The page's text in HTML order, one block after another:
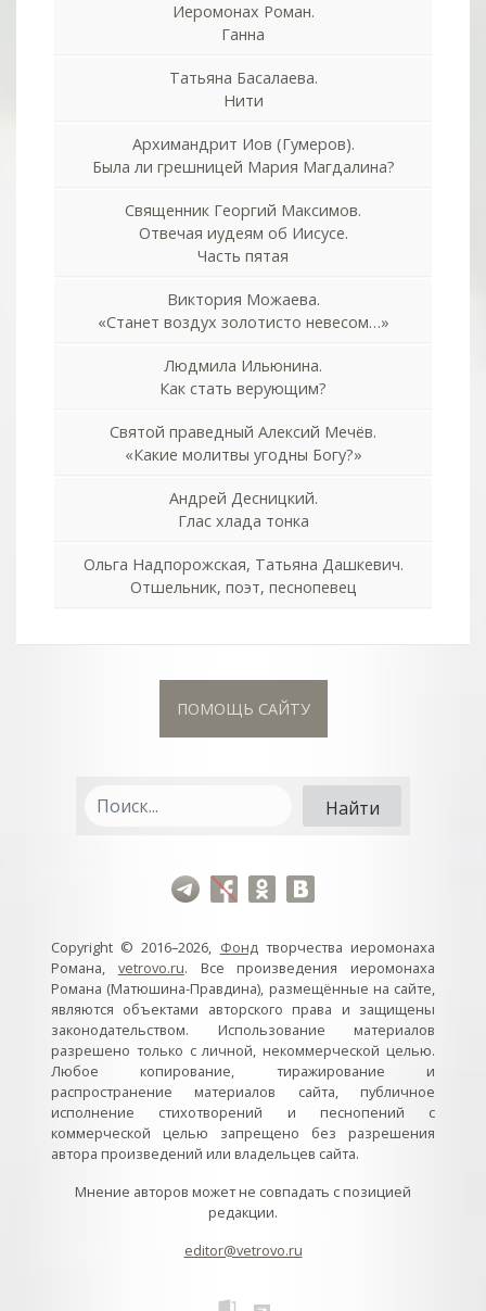
Иеромонах Роман.
Ганна
Татьяна Басалаева.
Нити
Архимандрит Иов (Гумеров).
Была ли грешницей Мария Магдалина?
Священник Георгий Максимов.
Отвечая иудеям об Иисусе.
Часть пятая
Виктория Можаева.
«Станет воздух золотисто невесом…»
Людмила Ильюнина.
Как стать верующим?
Святой праведный Алексий Мечёв.
«Какие молитвы угодны Богу?»
Андрей Десницкий.
Глас хлада тонка
Ольга Надпорожская, Татьяна Дашкевич.
Отшельник, поэт, песнопевец
ПОМОЩЬ САЙТУ
Copyright © 2016–2026, Фондтворчества иеромонаха
Романа, vetrovo.ru. Все произведения иеромонаха
Романа (Матюшина-Правдина), размещённые на сайте,
являются объектами авторского права и защищены
законодательством. Использование материалов
разрешено только с личной, некоммерческой целью.
Любое копирование, тиражирование и
распространение материалов сайта, публичное
исполнение стихотворений и песнопений с
коммерческой целью запрещено без разрешения
автора произведений или владельцев сайта.
Мнение авторов может не совпадать с позицией
редакции.
editor@vetrovo.ru